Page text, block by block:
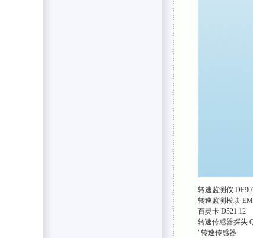
转速监测仪
转速监测模块
百灵卡 D521.12
转速传感器探头
"转速传感器